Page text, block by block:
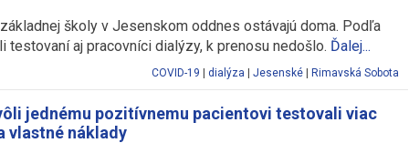
školy v Jesenskom oddnes ostávajú doma. Podľa
testovaní aj pracovníci dialýzy, k prenosu nedošlo. Ďalej...
COVID-19 dialýza |Jesenské Rimavská Sobota
jednému pozitívnemu pacientovi testovali viac
vlastné náklady